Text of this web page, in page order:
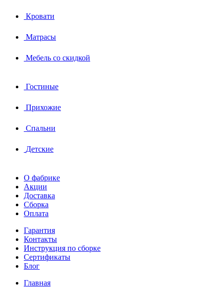
Кровати
Матрасы
Мебель со скидкой
Гостиные
Прихожие
Спальни
Детские
О фабрике
Акции
Доставка
Сборка
Оплата
Гарантия
Контакты
Инструкция по сборке
Сертификаты
Блог
Главная